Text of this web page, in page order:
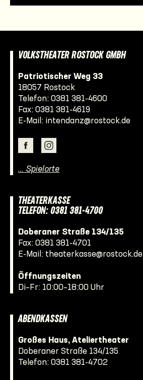
VOLKSTHEATER ROSTOCK GMBH
Patriotischer Weg 33
18057 Rostock
Telefon: 0381 381-4600
Fax: 0381 381-4619
E-Mail: intendanz@rostock.de
… Spielorte
THEATERKASSE
TELEFON: 0381 381-4700
Doberaner Straße 134/135
Fax: 0381 381-4701
E-Mail: theaterkasse@rostock.de
Öffnungszeiten
Di–Fr: 10:00–18:00 Uhr
ABENDKASSEN
Großes Haus, Ateliertheater
Doberaner Straße 134/135
Telefon: 0381 381-4702